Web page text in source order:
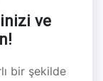
ve
bir şekilde